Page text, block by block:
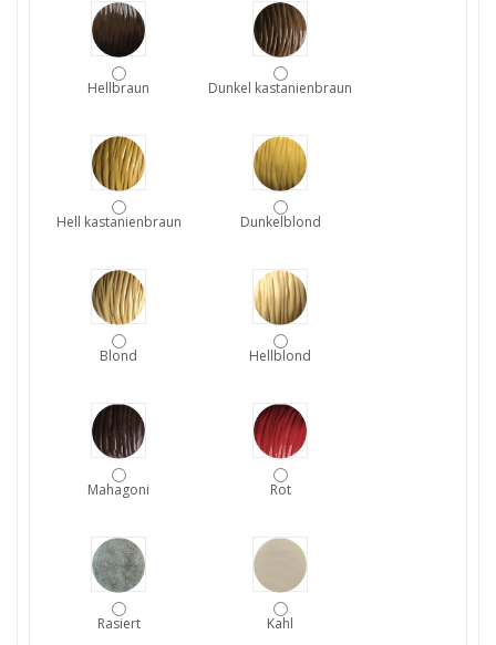
Hellbraun Dunkel kastanienbraun
Hell kastanienbraun Dunkelblond
Blond Hellblond
Mahagoni Rot
Rasiert Kahl